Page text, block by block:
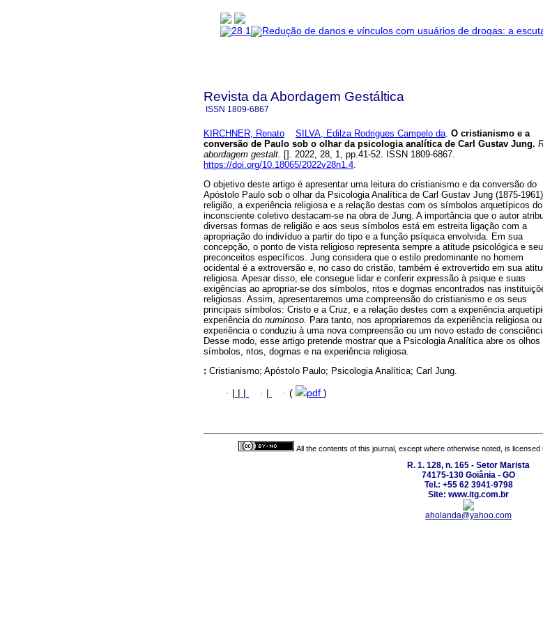
Revista da Abordagem Gestáltica
ISSN 1809-6867
KIRCHNER, Renato SILVA, Edilza Rodrigues Campelo da O cristianismo e a
conversão de Paulo sob o olhar da psicologia analítica de Carl Gustav Jung.
abordagem gestalt.
[]. 2022, 28, 1, pp.41-52. ISSN 1809-6867.
https://doi.org/10.18065/2022v28n1.4
O objetivo deste artigo é apresentar uma leitura do cristianismo e da conversão do
Apóstolo Paulo sob o olhar da Psicologia Analítica de Carl Gustav Jung (1875-
religião, a experiência religiosa e a relação destas com os símbolos arquetípicos do
inconsciente coletivo destacam-se na obra de Jung. A importância que o autor
diversas formas de religião e aos seus símbolos está em estreita ligação com a
apropriação do indivíduo a partir do tipo e a função psíquica envolvida. Em sua
concepção, o ponto de vista religioso representa sempre a atitude psicológica e
preconceitos específicos. Jung considera que o estilo predominante no homem
ocidental é a extroversão e, no caso do cristão, também é extrovertido em sua
religiosa. Apesar disso, ele consegue lidar e conferir expressão à psique e suas
exigências ao apropriar-se dos símbolos, ritos e dogmas encontrados nas
religiosas. Assim, apresentaremos uma compreensão do cristianismo e os seus
principais símbolos: Cristo e a Cruz, e a relação destes com a experiência
experiência do numinoso. Para tanto, nos apropriaremos da experiência religiosa
experiência o conduziu à uma nova compreensão ou um novo estado de
Desse modo, esse artigo pretende mostrar que a Psicologia Analítica abre os
símbolos, ritos, dogmas e na experiência religiosa.
: Cristianismo; Apóstolo Paulo; Psicologia Analítica; Carl Jung.
· · · ( pdf )
All the contents of this journal, except where otherwise noted, is licensed
R. 1. 128, n. 165 - Setor Marista
74175-130 Goiânia - GO
Tel.: +55 62 3941-9798
Site: www.itg.com.br
aholanda@yahoo.com